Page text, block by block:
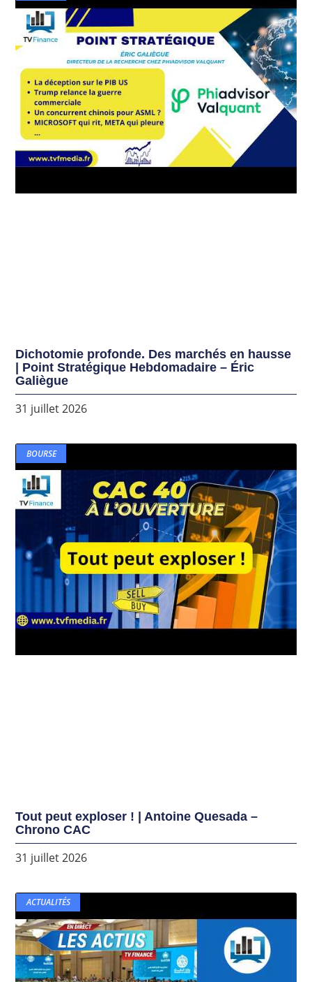
Dichotomie profonde. Des marchés en hausse
| Point Stratégique Hebdomadaire – Éric
Galiègue
31 juillet 2026
BOURSE
Tout peut exploser ! | Antoine Quesada –
Chrono CAC
31 juillet 2026
ACTUALITÉS